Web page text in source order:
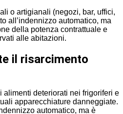
o artigianali (negozi, bar, uffici,
all’indennizzo automatico, ma
della potenza contrattuale e
alle abitazioni.
il risarcimento
alimenti deteriorati nei frigoriferi e
apparecchiature danneggiate.
automatico, ma è